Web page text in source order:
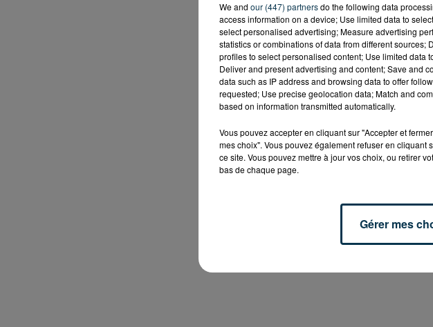
We and our (447) partnersdo the following data
access information on a device; Use limited data to
select personalised advertising; Measure advertising
statistics or combinations of data from different
profiles to select personalised content; Use limited data
Deliver and present advertising and content; Save and
data such as IP address and browsing data to offer
requested; Use precise geolocation data; Match and
based on information transmitted automatically.
Vous pouvez accepter en cliquant sur "Accepter et
mes choix". Vous pouvez également refuser en
ce site. Vous pouvez mettre à jour vos choix, ou retirer
bas de chaque page.
Gérer mes